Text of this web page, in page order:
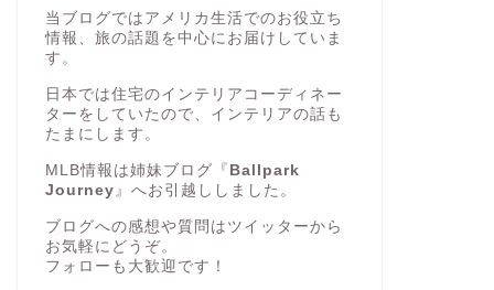
当ブログではアメリカ生活でのお役立ち
情報、旅の話題を中心にお届けしていま
す。
日本では住宅のインテリアコーディネー
ターをしていたので、インテリアの話も
たまにします。
MLB情報は姉妹ブログ『 Ballpark
Journey 』へお引越ししました。
ブログへの感想や質問はツイッターから
お気軽にどうぞ。
フォローも大歓迎です！